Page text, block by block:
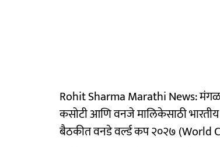
Rohit Sharma Marathi News:
कसोटी आणि वनजे मालिकेसाठी
बैठकीत वनडे वर्ल्ड कप २०२७ (World